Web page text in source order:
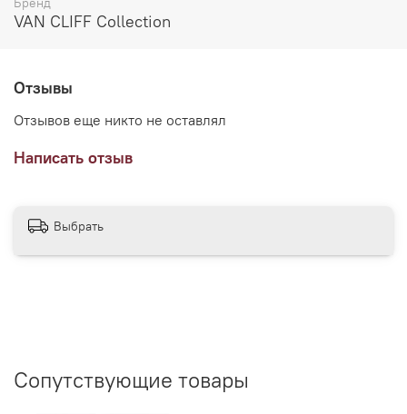
VAN CLIFF Collection
Отзывы
Отзывов еще никто не оставлял
Написать отзыв
Выбрать
Сопутствующие товары